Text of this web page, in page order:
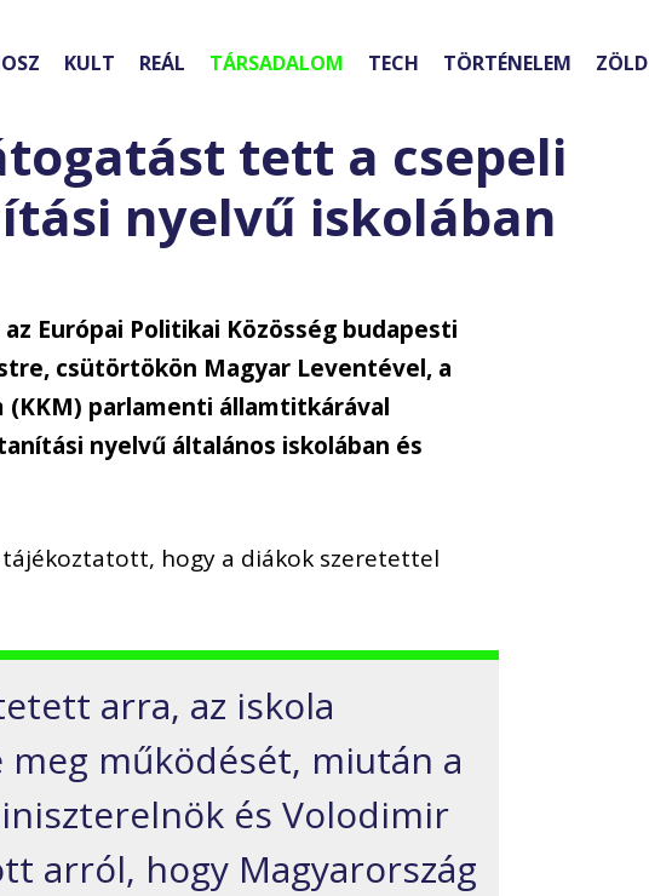
KULT REÁL TÁRSADALOM TECH TÖRTÉNELEM ZÖLD
tett a csepeli
nyelvű iskolában
Európai Politikai Közösség budapesti
csütörtökön Magyar Leventével, a
(KKM) parlamenti államtitkárával
nyelvű általános iskolában és
hogy a diákok szeretettel
arra, az iskola
működését, miután a
és Volodimir
arról, hogy Magyarország